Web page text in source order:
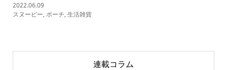
2022.06.09
スヌーピー,ポーチ,生活雑貨
連載コラム